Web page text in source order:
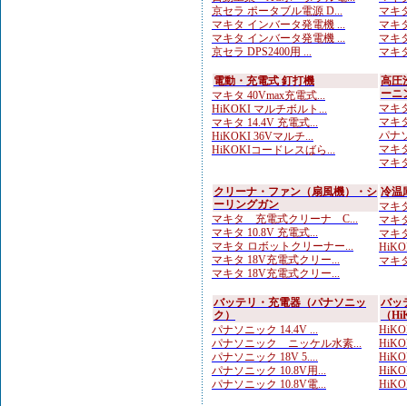
京セラ ポータブル電源 D...
マキタ インバータ発電機 ...
マキタ インバータ発電機 ...
京セラ DPS2400用 ...
マキ
マキ
マキ
マキ
電動・充電式 釘打機
マキタ 40Vmax充電式...
HiKOKI マルチボルト...
マキタ 14.4V 充電式...
HiKOKI 36Vマルチ...
HiKOKIコードレスばら...
高圧
ーニ
マキ
マキ
パナ
マキ
マキ
クリーナ・ファン（扇風機）・シ
ーリングガン
マキタ 充電式クリーナ C...
マキタ 10.8V 充電式...
マキタ ロボットクリーナー...
マキタ 18V充電式クリー...
マキタ 18V充電式クリー...
冷温
マキ
マキ
マキ
マキ
バッテリ・充電器（パナソニッ
ク）
パナソニック 14.4V ...
パナソニック ニッケル水素...
パナソニック 18V 5....
パナソニック 10.8V用...
パナソニック 10.8V電...
バッ
（